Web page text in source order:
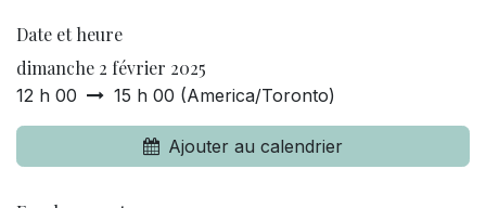
Date et heure
dimanche 2 février 2025
12 h 00 15 h 00 (America/Toronto)
Ajouter au calendrier